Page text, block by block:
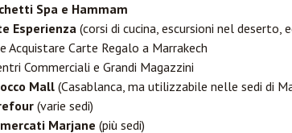
Spa e Hammam
Esperienza (corsi di cucina, escursioni nel deserto,
Acquistare Carte Regalo a Marrakech
Commerciali e Grandi Magazzini
Mall (Casablanca, ma utilizzabile nelle sedi di
(varie sedi)
Marjane (più sedi)